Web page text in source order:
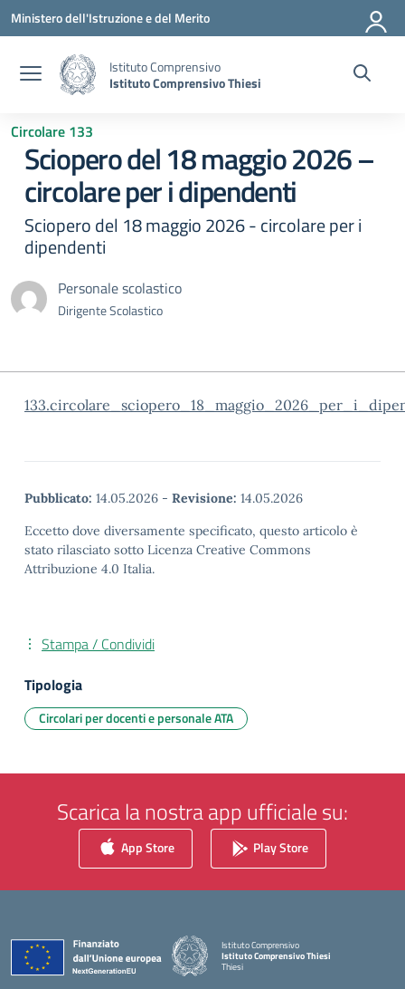
Vai ai contenuti
Vai al menu di navigazione
Vai al footer
Ministero dell'Istruzione e del Merito
Istituto Comprensivo
Istituto Comprensivo Thiesi
Circolare 133
Sciopero del 18 maggio 2026 –
circolare per i dipendenti
Sciopero del 18 maggio 2026 - circolare per i
dipendenti
Personale scolastico
Dirigente Scolastico
Pubblicato: 14.05.2026 - Revisione: 14.05.2026
Eccetto dove diversamente specificato, questo articolo è
stato rilasciato sotto Licenza Creative Commons
Attribuzione 4.0 Italia.
Stampa / Condividi
Tipologia
Circolari per docenti e personale ATA
Scarica la nostra app ufficiale su:
App Store Play Store
Istituto Comprensivo
Istituto Comprensivo Thiesi
Thiesi